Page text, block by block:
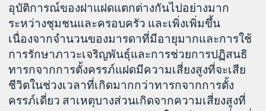
อุบัติการณ์ของฝาแฝดแตกต่างกันไปอย่างมาก
ระหว่างชุมชนและครอบครัว และเพิ่งเพิ่มขึ้น
เนื่องจากจำนวนของมารดาที่มีอายุมากและการใช้
การรักษาภาวะเจริญพันธุ์และการช่วยการปฏิสนธิ
ทารกจากการตั้งครรภ์แฝดมีความเสี่ยงสูงที่จะเสีย
ชีวิตในช่วงเวลาที่เกิดมากกว่าทารกจากการตั้ง
ครรภ์เดี่ยว สาเหตุบางส่วนเกิดจากความเสี่ยงสูงที่